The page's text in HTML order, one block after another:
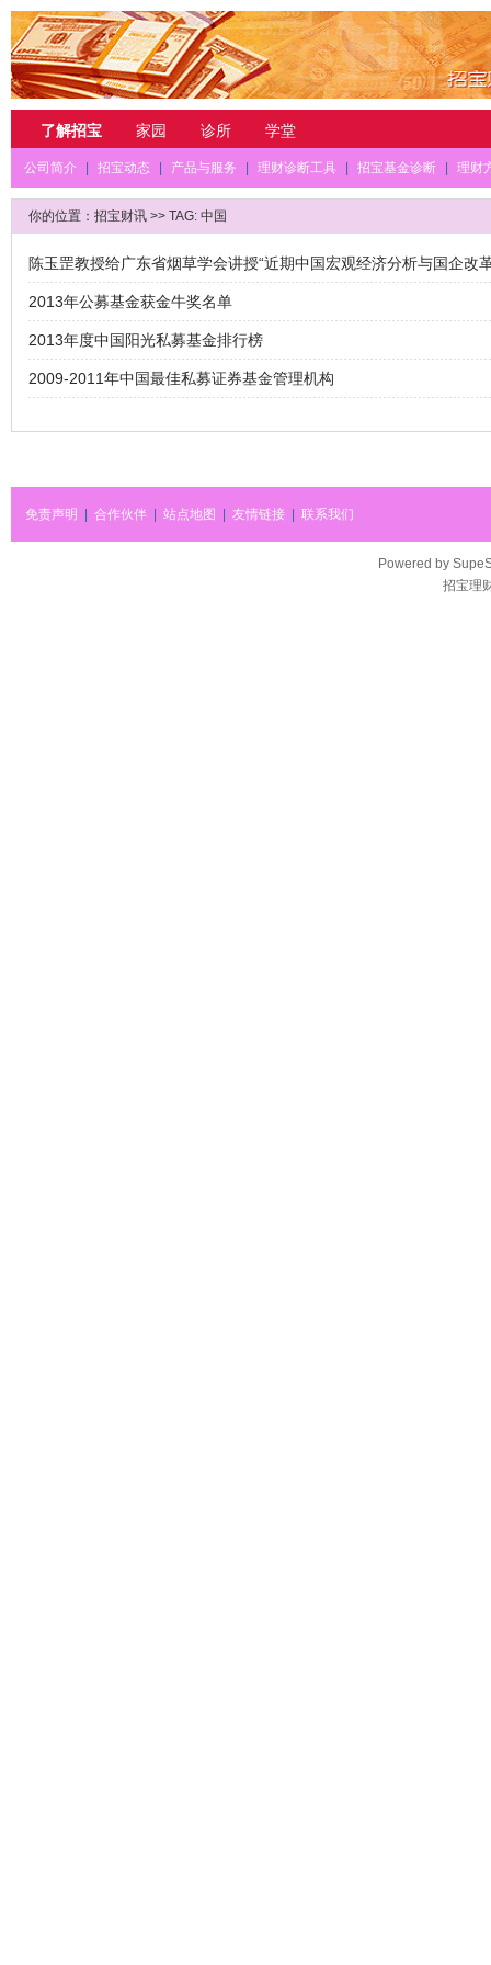
了解招宝 家园 诊所 学堂
公司简介 招宝动态 产品与服务 理财诊断工具 招宝基金诊断 理财
你的位置： 招宝财讯 >> TAG: 中国
陈玉罡教授给广东省烟草学会讲授“近期中国宏观经济分析与国企改
2013年公募基金获金牛奖名单
2013年度中国阳光私募基金排行榜
2009-2011年中国最佳私募证券基金管理机构
免责声明 合作伙伴 站点地图 友情链接 联系我们
Powered by
招宝理